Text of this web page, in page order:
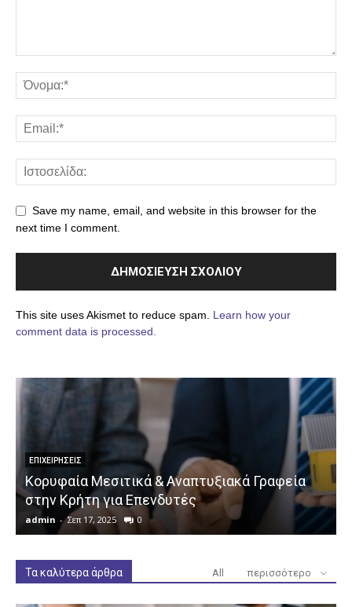
Save my name, email, and website in this browser for the
next time I comment.
This site uses Akismet to reduce spam. Learn how your
comment data is processed.
ΕΠΙΧΕΙΡΉΣΕΙΣ
Κορυφαία Μεσιτικά & Αναπτυξιακά Γραφεία
στην Κρήτη για Επενδυτές
admin - Σεπ 17, 2025 0
Τα καλύτερα άρθρα All περισσότερο